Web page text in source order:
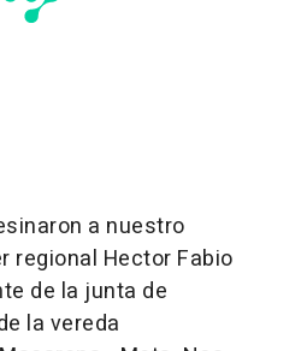
a nuestro
regional Hector Fabio
de la junta de
la vereda